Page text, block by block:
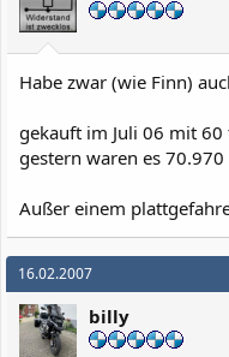
Habe zwar (wie Finn)
gekauft im Juli 06 mit 60
gestern waren es 70.970
Außer einem
16.02.2007
billy